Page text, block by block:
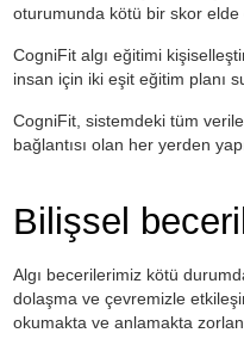
oturumunda kötü bir skor
CogniFit algı eğitimi
insan için iki eşit eğitim planı
CogniFit, sistemdeki tüm
bağlantısı olan her yerden
Bilişsel
Algı becerilerimiz kötü
dolaşma ve çevremizle
okumakta ve anlamakta